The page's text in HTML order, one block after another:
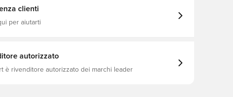
clienti
per aiutarti
autorizzato
è rivenditore autorizzato dei marchi leader